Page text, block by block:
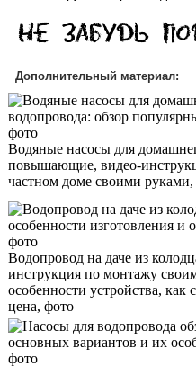
Дополнительный материал:
Водяные насосы для
повышающие, видео-
частном доме своими
Водопровод на даче из
инструкция по монтажу
особенности устройства, как
цена, фото